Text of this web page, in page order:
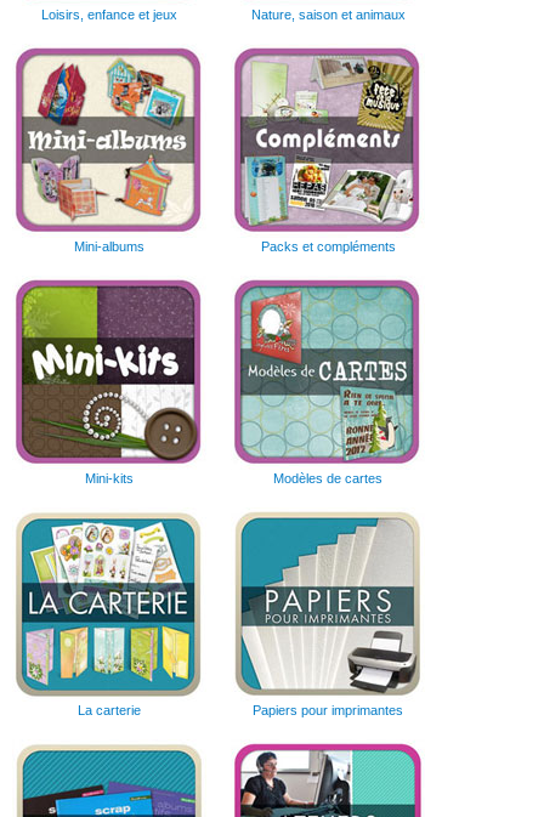
Loisirs, enfance et jeux Nature, saison et animaux
Mini-albums Packs et compléments
Mini-kits Modèles de cartes
La carterie Papiers pour imprimantes